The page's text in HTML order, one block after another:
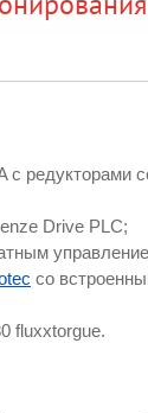
с редукторами
Drive PLC;
со
fluxxtorgue.